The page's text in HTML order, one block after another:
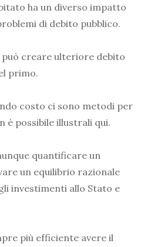
ha un diverso impatto
di debito pubblico.
può creare ulteriore debito
primo.
costo ci sono metodi per
è possibile illustrali qui.
quantificare un
un equilibrio razionale
investimenti allo Stato e
più efficiente avere il